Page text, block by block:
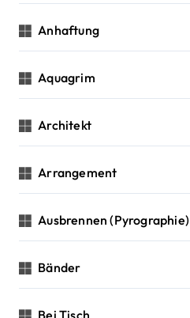
Anhaftung
Aquagrim
Architekt
Arrangement
Ausbrennen (Pyrographie)
Bänder